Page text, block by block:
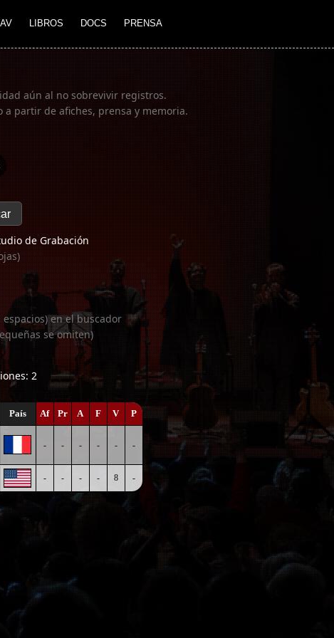
LIBROS DOCS PRENSA
aún al no sobrevivir registros.
partir de afiches, prensa y memoria.
de Grabación
en el buscador
se omiten)
2
País Af Pr A F V P
- - - - - -
- - - - 8 -